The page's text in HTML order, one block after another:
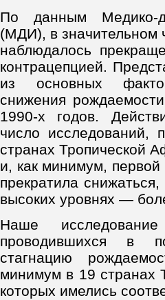
По данным Медико-
(МДИ), в значительном
наблюдалось
контрацепцией.
из основных
снижения
1990-х годов.
число исследований,
странах Тропической
и, как минимум, первой
прекратила
высоких уровнях —
Наше
проводившихся в
стагнацию
минимум в 19 странах
которых имелись